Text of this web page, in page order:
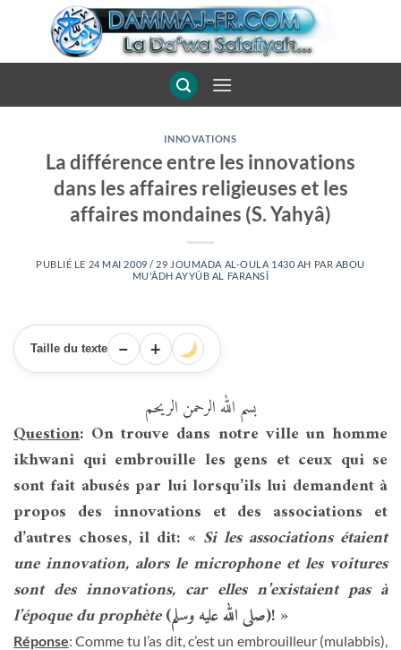
INNOVATIONS
La différence entre les innovations
dans les affaires religieuses et les
affaires mondaines (S. Yahyâ)
PUBLIÉ LE 24 MAI 2009 / 29 JOUMADA AL-OULA 1430 AH PAR ABOU
MU'ÂDH AYYÛB AL FARANSÎ
Taille du texte − +
بسم الله الرحمن الريحم
Question: On trouve dans notre ville un homme
ikhwani qui embrouille les gens et ceux qui se
sont fait abusés par lui lorsqu’ils lui demandent à
propos des innovations et des associations et
d’autres choses, il dit: « Si les associations étaient
une innovation, alors le microphone et les voitures
sont des innovations, car elles n’existaient pas à
l’époque du prophète
(صلى الله عليه وسلم)! »
Réponse: Comme tu l’as dit, c’est un embrouilleur (mulabbis),